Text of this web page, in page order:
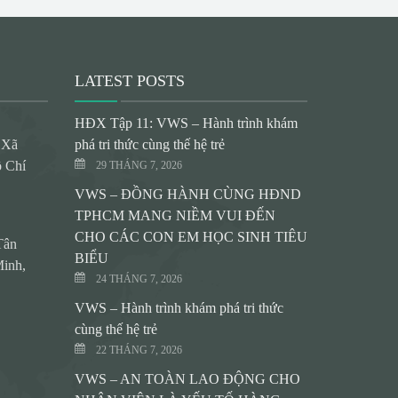
Chí
LATEST POSTS
HĐX Tập 11: VWS – Hành trình khám
phá tri thức cùng thế hệ trẻ
29 THÁNG 7, 2026
VWS – ĐỒNG HÀNH CÙNG HĐND
TPHCM MANG NIỀM VUI ĐẾN
CHO CÁC CON EM HỌC SINH TIÊU
BIỂU
24 THÁNG 7, 2026
VWS – Hành trình khám phá tri thức
cùng thế hệ trẻ
22 THÁNG 7, 2026
VWS – AN TOÀN LAO ĐỘNG CHO